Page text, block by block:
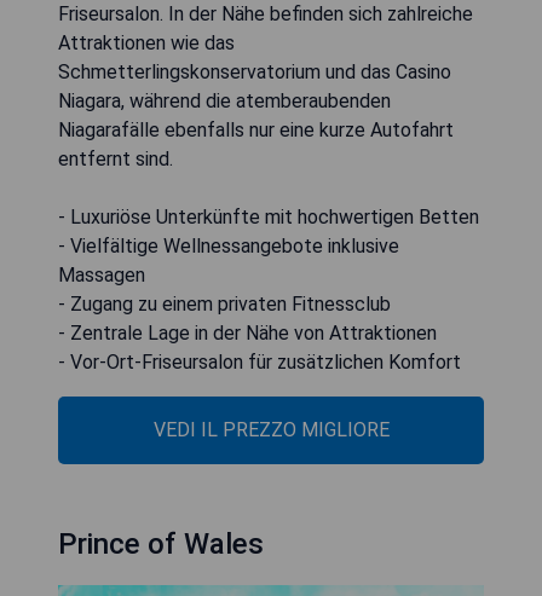
Friseursalon. In der Nähe befinden sich zahlreiche
Attraktionen wie das
Schmetterlingskonservatorium und das Casino
Niagara, während die atemberaubenden
Niagarafälle ebenfalls nur eine kurze Autofahrt
entfernt sind.
- Luxuriöse Unterkünfte mit hochwertigen Betten
- Vielfältige Wellnessangebote inklusive
Massagen
- Zugang zu einem privaten Fitnessclub
- Zentrale Lage in der Nähe von Attraktionen
- Vor-Ort-Friseursalon für zusätzlichen Komfort
VEDI IL PREZZO MIGLIORE
Prince of Wales